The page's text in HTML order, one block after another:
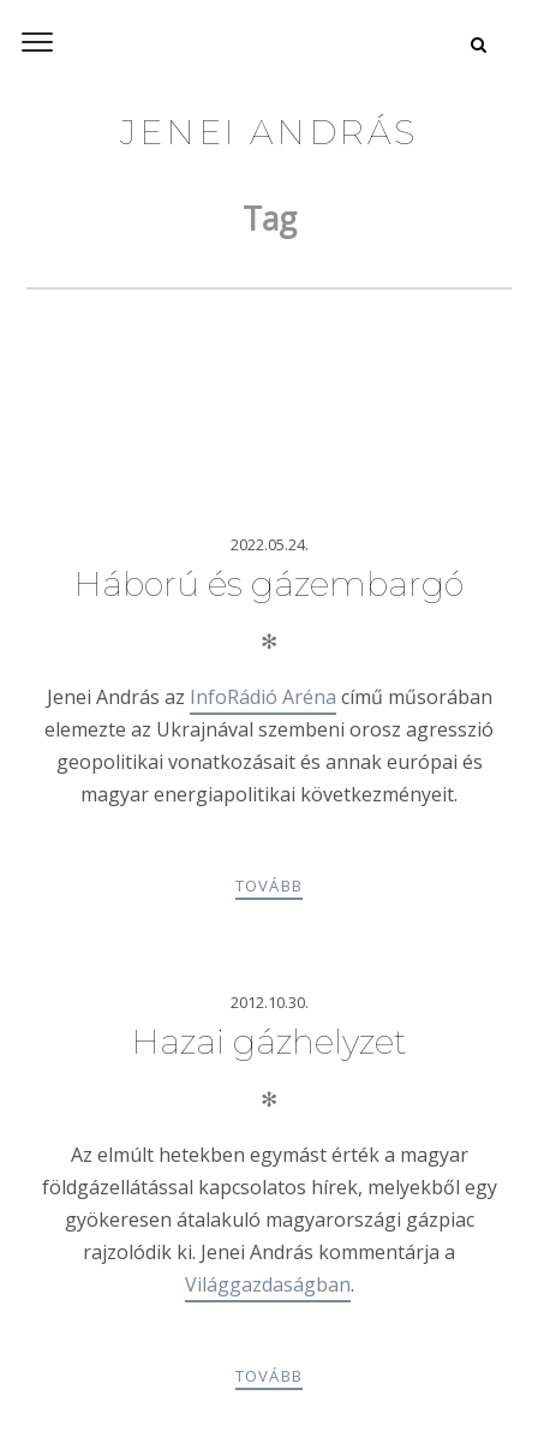
JENEI ANDRÁS
Tag
2022.05.24.
Háború és gázembargó
✻
Jenei András az InfoRádió Aréna című műsorában
elemezte az Ukrajnával szembeni orosz agresszió
geopolitikai vonatkozásait és annak európai és
magyar energiapolitikai következményeit.
TOVÁBB
2012.10.30.
Hazai gázhelyzet
✻
Az elmúlt hetekben egymást érték a magyar
földgázellátással kapcsolatos hírek, melyekből egy
gyökeresen átalakuló magyarországi gázpiac
rajzolódik ki. Jenei András kommentárja a
Világgazdaságban.
TOVÁBB